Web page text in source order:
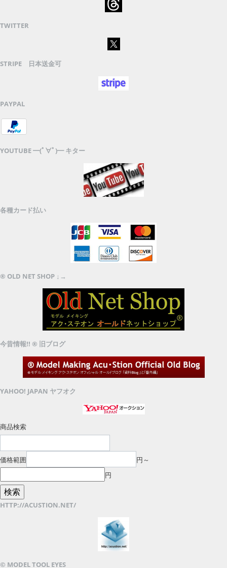
TWITTER
STRIPE 日本送金可
PAYPAL
YOUTUBE ━(ﾟ∀ﾟ)━ キター
各種カード払い
® OLD NET SHOP ↓→
今昔情報!! ® 旧ブログ
YAHOO! JAPAN ヤフオク
商品検索
価格範囲
円～
円
HTTP://ACUSTION.NET/
© MODEL TOOL EYES